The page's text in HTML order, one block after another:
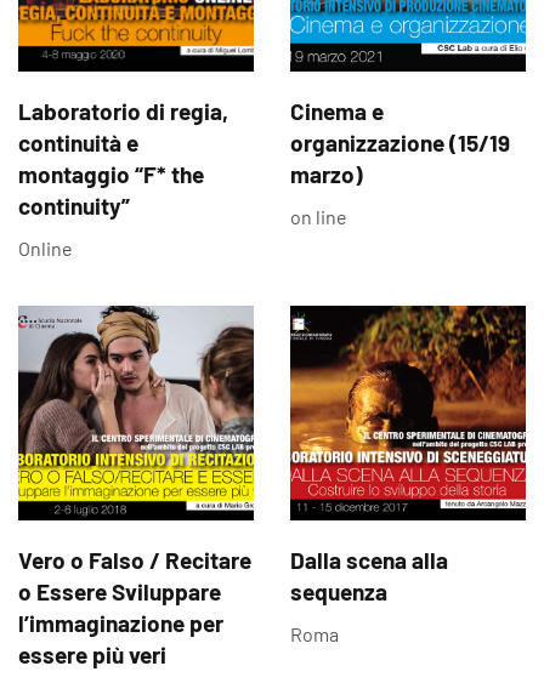
Laboratorio di regia,
continuità e
montaggio “F* the
continuity”
Online
Cinema e
organizzazione (15/19
marzo)
on line
Vero o Falso / Recitare
o Essere Sviluppare
l’immaginazione per
essere più veri
Dalla scena alla
sequenza
Roma